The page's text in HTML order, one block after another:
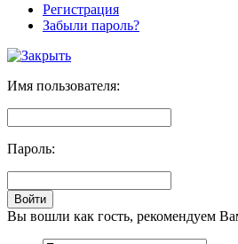
Регистрация
Забыли пароль?
Имя пользователя:
Пароль:
Вы вошли как гость, рекомендуем